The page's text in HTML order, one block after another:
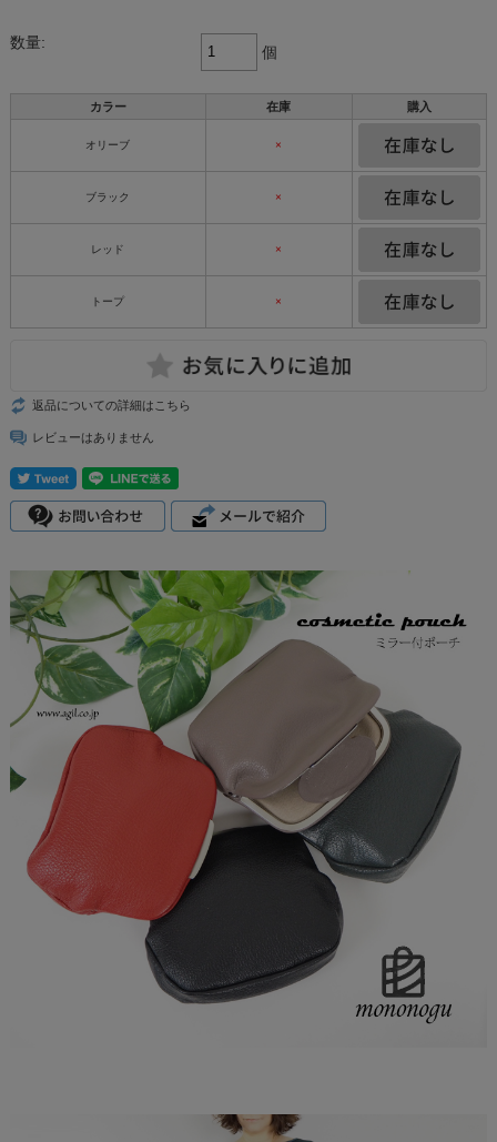
数量:
個
カラー 在庫 購入
オリーブ ×
ブラック ×
レッド ×
トープ ×
返品についての詳細はこちら
レビューはありません